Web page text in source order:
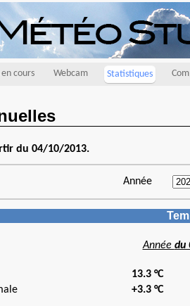
en cours Webcam Statistiques
du 04/10/2013.
Année
Année du
13.3 °C
+3.3 °C